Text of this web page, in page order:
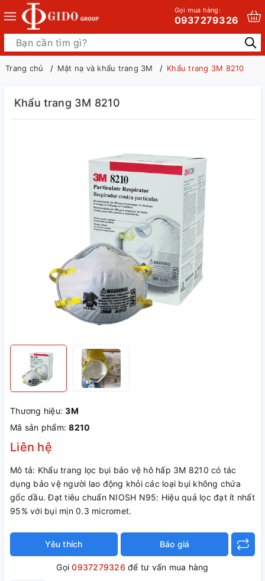
Gọi mua hàng:
0937279326
Trang chủ Mặt nạ và khẩu trang 3M Khẩu trang 3M 8210
Khẩu trang 3M 8210
Thương hiệu:3M
Mã sản phẩm:8210
Liên hệ
Mô tả: Khẩu trang lọc bụi bảo vệ hô hấp 3M 8210 có tác
dụng bảo vệ người lao động khỏi các loại bụi không chứa
gốc dầu. Đạt tiêu chuẩn NIOSH N95: Hiệu quả lọc đạt ít nhất
95% với bụi mịn 0.3 micromet.
Yêu thích Báo giá
Gọi0937279326 để tư vấn mua hàng